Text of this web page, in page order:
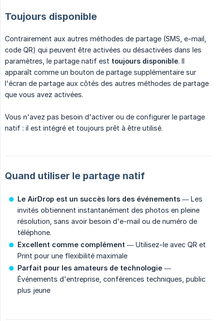
Toujours disponible
Contrairement aux autres méthodes de partage (SMS, e-mail,
code QR) qui peuvent être activées ou désactivées dans les
paramètres, le partage natif est toujours disponible. Il
apparaît comme un bouton de partage supplémentaire sur
l'écran de partage aux côtés des autres méthodes de partage
que vous avez activées.
Vous n'avez pas besoin d'activer ou de configurer le partage
natif : il est intégré et toujours prêt à être utilisé.
Quand utiliser le partage natif
Le AirDrop est un succès lors des événements — Les
invités obtiennent instantanément des photos en pleine
résolution, sans avoir besoin d'e-mail ou de numéro de
téléphone.
Excellent comme complément — Utilisez-le avec QR et
Print pour une flexibilité maximale
Parfait pour les amateurs de technologie —
Événements d'entreprise, conférences techniques, public
plus jeune